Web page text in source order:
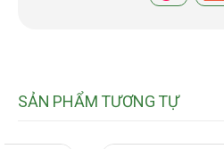
SẢN PHẨM TƯƠNG TỰ